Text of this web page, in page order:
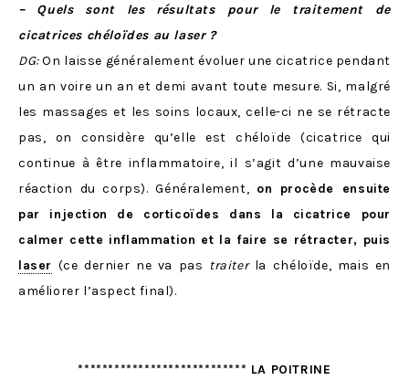
– Quels sont les résultats pour le traitement de
cicatrices chéloïdes au laser ?
DG:On laisse généralement évoluer une cicatrice pendant
un an voire un an et demi avant toute mesure. Si, malgré
les massages et les soins locaux, celle-ci ne se rétracte
pas, on considère qu’elle est chéloïde (cicatrice qui
continue à être inflammatoire, il s’agit d’une mauvaise
réaction du corps). Généralement, on procède ensuite
par injection de corticoïdes dans la cicatrice pour
calmer cette inflammation et la faire se rétracter, puis
laser (ce dernier ne va pas traiterla chéloïde, mais en
améliorer l’aspect final).
**************************** LA POITRINE